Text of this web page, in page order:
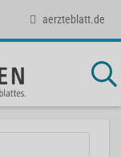
aerzteblatt.de